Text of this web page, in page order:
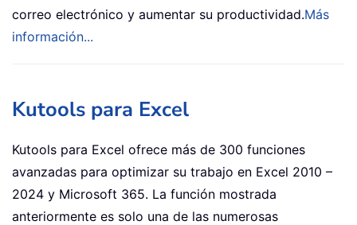
correo electrónico y aumentar su productividad.Más
información...
Kutools para Excel
Kutools para Excel ofrece más de 300 funciones
avanzadas para optimizar su trabajo en Excel 2010 –
2024 y Microsoft 365. La función mostrada
anteriormente es solo una de las numerosas